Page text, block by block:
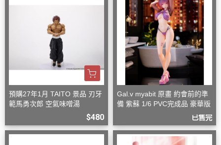
預購27年1月 TAITO 景品 刃牙
範馬勇次郎 空氣味噌湯
$480
Gal.v myabit 原畫 約會前的準
備 紫蘇 1/6 PVC完成品 豪華版
已售完